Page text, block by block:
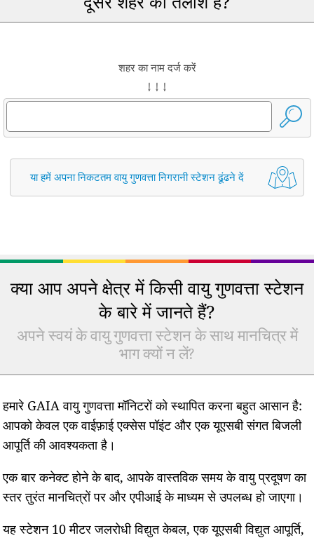
शहर का नाम दर्ज करें
↓ ↓ ↓
या हमें अपना निकटतम वायु गुणवत्ता निगरानी स्टेशन ढूंढने दें
क्या आप अपने क्षेत्र में किसी वायु गुणवत्ता स्टेशन
के बारे में जानते हैं?
अपने स्वयं के वायु गुणवत्ता स्टेशन के साथ मानचित्र में
भाग क्यों न लें?
हमारे GAIA वायु गुणवत्ता मॉनिटरों को स्थापित करना बहुत आसान है:
आपको केवल एक वाईफ़ाई एक्सेस पॉइंट और एक यूएसबी संगत बिजली
आपूर्ति की आवश्यकता है।
एक बार कनेक्ट होने के बाद, आपके वास्तविक समय के वायु प्रदूषण का
स्तर तुरंत मानचित्रों पर और एपीआई के माध्यम से उपलब्ध हो जाएगा।
यह स्टेशन 10 मीटर जलरोधी विद्युत केबल, एक यूएसबी विद्युत आपूर्ति,